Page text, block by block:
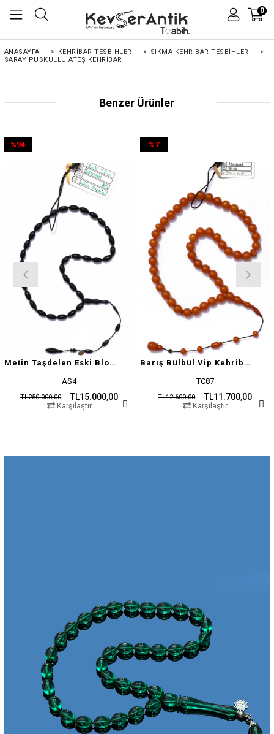
0
ANASAYFA > KEHRIBAR TESBIHLER > SIKMA KEHRİBAR TESBİHLER
>
SARAY PÜSKÜLLÜ ATEŞ KEHRIBAR
Benzer Ürünler
Metin Taşdelen Eski Blok Sıkma
AS4
TL15.000,00
TL250.000,00
%94
Karşılaştır
Barış Bülbül Vip Kehribar Tesbih
TC87
TL11.700,00
TL12.600,00
%7
Karşılaştır